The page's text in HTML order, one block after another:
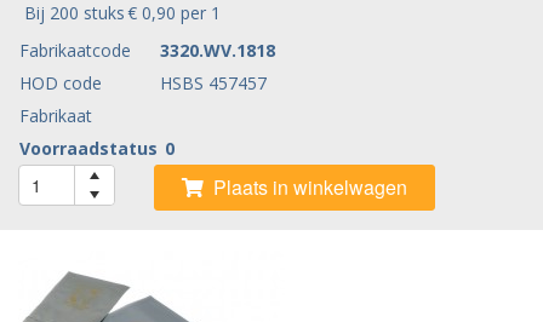
Bij 200 stuks€ 0,90 per 1
Fabrikaatcode
3320.WV.1818
HOD code
HSBS 457457
Fabrikaat
Voorraadstatus 0
Plaats in winkelwagen